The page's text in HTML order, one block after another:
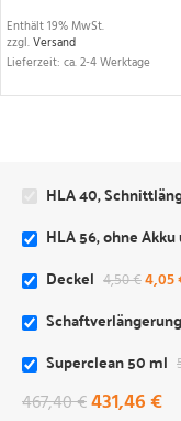
Enthält 19% MwSt.
zzgl.Versand
Lieferzeit: ca. 2-4 Werktage
HLA 40,
HLA 56, ohne
Deckel 4,50€4,05
Superclean 50 ml
467,40€431,46€